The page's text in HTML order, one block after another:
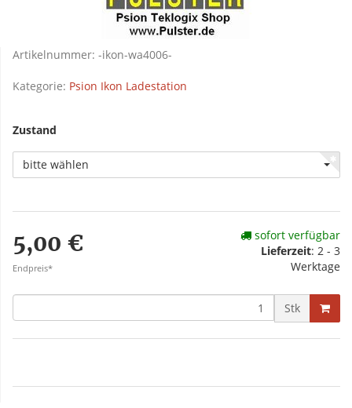
Artikelnummer: -ikon-wa4006-
Kategorie: Psion Ikon Ladestation
Zustand
bitte wählen
5,00 €
Endpreis*
sofort verfügbar
Lieferzeit: 2 - 3
Werktage
Stk